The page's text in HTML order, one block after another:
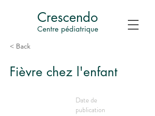
Centre pédiatrique
Crescendo
< Back
Fièvre chez l'enfant
Date de
publication